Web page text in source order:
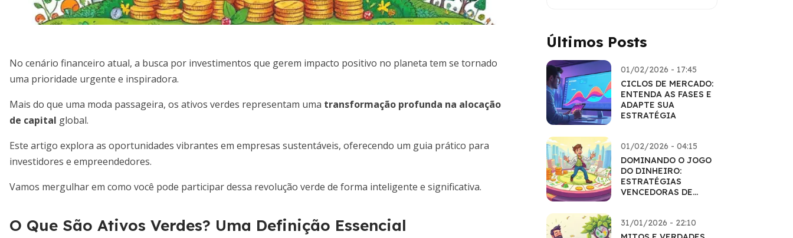
No cenário financeiro atual, a busca por investimentos que gerem impacto positivo no planeta tem se tornado
uma prioridade urgente e inspiradora.
Mais do que uma moda passageira, os ativos verdes representam uma transformação profunda na alocação
de capital global.
Este artigo explora as oportunidades vibrantes em empresas sustentáveis, oferecendo um guia prático para
investidores e empreendedores.
Vamos mergulhar em como você pode participar dessa revolução verde de forma inteligente e significativa.
O Que São Ativos Verdes? Uma Definição Essencial
Últimos Posts
01/02/2026 - 17:45
CICLOS DE MERCADO:
ENTENDA AS FASES E
ADAPTE SUA
ESTRATÉGIA
01/02/2026 - 04:15
DOMINANDO O JOGO
DO DINHEIRO:
ESTRATÉGIAS
VENCEDORAS DE
31/01/2026 - 22:10